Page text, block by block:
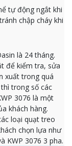
tự động ngắt khi
chập cháy khi
là 24 tháng.
để kiểm tra, sửa
xuất trong quá
trong số các
3076 là một
khách hàng.
loại quạt treo
chọn lựa như
KWP 3076 3 pha.